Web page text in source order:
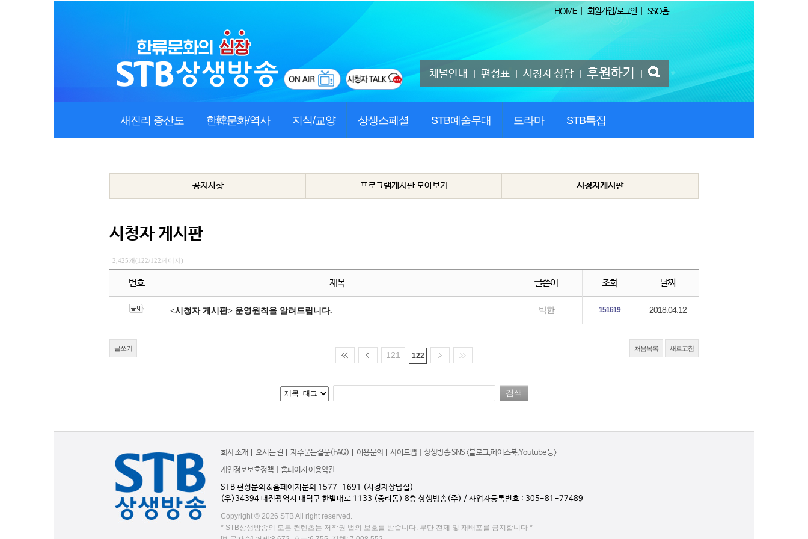
HOME| 회원가입/로그인 SSO홈
채널안내 편성표 시청자 상담 후원하기
새진리 증산도 한韓문화/역사 지식/교양 상생스페셜 STB예술무대 드라마 STB특집
공지사항 프로그램게시판 모아보기 시청자게시판
시청자 게시판
2,425개(122/122페이지)
번호 제목 글쓴이 조회 날짜
<시청자 게시판> 운영원칙을 알려드립니다. 박한 151619 2018.04.12
글쓰기 처음목록 새로고침
121 122
회사 소개 오시는 길 자주묻는질문(FAQ) 이용문의 사이트맵
상생방송 SNS <블로그,페이스북,Youtube 등>
개인정보보호정책
홈페이지 이용약관
STB 편성문의&홈페이지문의 1577-1691 (시청자상담실)
(우)34394 대전광역시 대덕구 한밭대로 1133 (중리동) 8층 상생방송(주) / 사업자등록번호 : 305-81-77489
Copyright © 2026 STB All right reserved.
* STB상생방송의 모든 컨텐츠는 저작권 법의 보호를 받습니다. 무단 전제 및 재배포를 금지합니다 *